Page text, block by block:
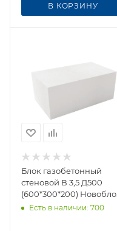
В КОРЗИНУ
Блок газобетонный
стеновой В 3,5 Д500
(600*300*200) Новоблок
(50шт/поддон)
Есть в наличии: 700